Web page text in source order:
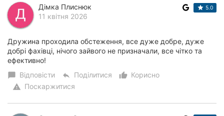
Дімка Плиснюк
11 квітня 2026
5.0
Дружина проходила обстеження, все дуже добре, дуже
добрі фахівці, нічого зайвого не призначали, все чітко та
ефективно!
chat_bubble Відповісти reply Поділитися thumb_up_alt
Корисно
warning Поскаржитися